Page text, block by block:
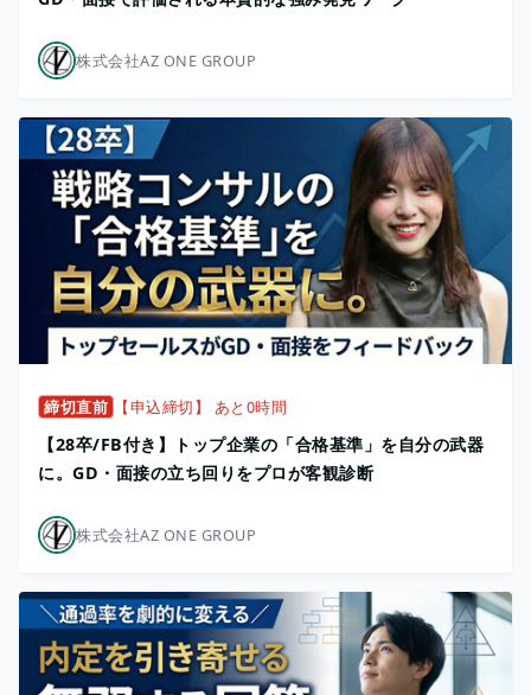
株式会社AZ ONE GROUP
締切直前 【申込締切】 あと0時間
【28卒/FB付き】トップ企業の「合格基準」を自分の武器
に。GD・面接の立ち回りをプロが客観診断
株式会社AZ ONE GROUP